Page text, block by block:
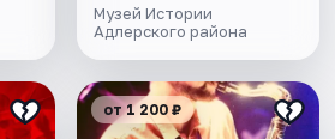
Музей Истории
Адлерского района
от 1 200 ₽